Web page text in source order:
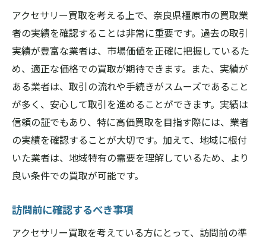
アクセサリー買取を考える上で、奈良県橿原市の買取業
者の実績を確認することは非常に重要です。過去の取引
実績が豊富な業者は、市場価値を正確に把握しているた
め、適正な価格での買取が期待できます。また、実績が
ある業者は、取引の流れや手続きがスムーズであること
が多く、安心して取引を進めることができます。実績は
信頼の証でもあり、特に高価買取を目指す際には、業者
の実績を確認することが大切です。加えて、地域に根付
いた業者は、地域特有の需要を理解しているため、より
良い条件での買取が可能です。
訪問前に確認するべき事項
アクセサリー買取を考えている方にとって、訪問前の準